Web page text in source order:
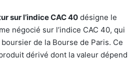
sur l’indice CAC 40 désigne le
négocié sur l’indice CAC 40, qui
de la Bourse de Paris. Ce
dérivé dont la valeur dépend